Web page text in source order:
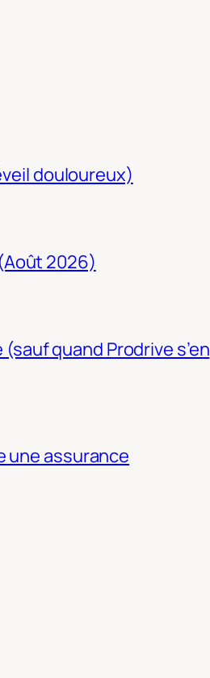
douloureux)
2026)
quand Prodrive s’en
une assurance